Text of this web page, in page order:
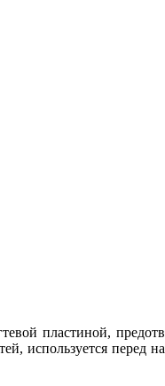
пластиной,
используется перед